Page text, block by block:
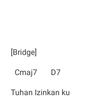
[Bridge]
Cmaj7 D7
Tuhan Izinkan ku